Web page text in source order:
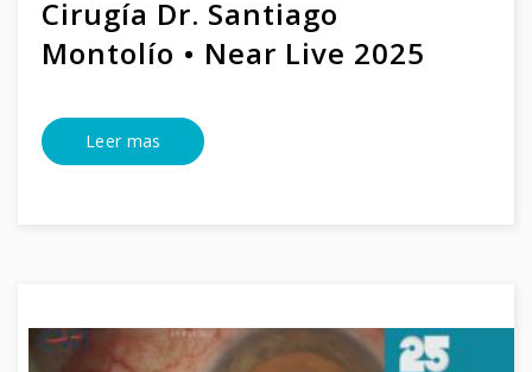
Cirugía Dr. Santiago
Montolío • Near Live 2025
Leer mas